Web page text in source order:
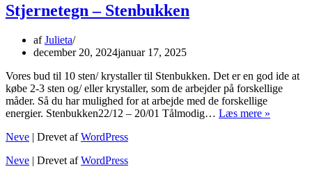
Stjernetegn – Stenbukken
afJulieta
december 20, 2024januar 17, 2025
Vores bud til 10 sten/ krystaller til Stenbukken. Det er en god ide at
købe 2-3 sten og/ eller krystaller, som de arbejder på forskellige
måder. Så du har mulighed for at arbejde med de forskellige
energier. Stenbukken22/12 – 20/01 Tålmodig… Læs mere »
Neve | Drevet afWordPress
Neve | Drevet afWordPress